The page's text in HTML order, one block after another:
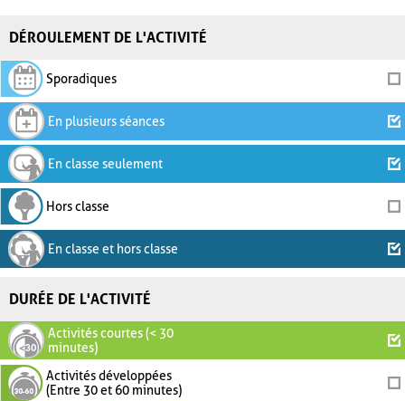
DÉROULEMENT DE L'ACTIVITÉ
Sporadiques
En plusieurs séances
En classe seulement
Hors classe
En classe et hors classe
DURÉE DE L'ACTIVITÉ
Activités courtes (< 30
minutes)
Activités développées
(Entre 30 et 60 minutes)